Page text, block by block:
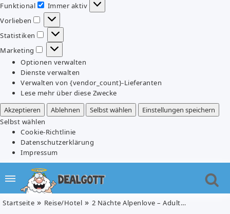
Funktional
Funktional
Immer aktiv
Vorlieben
Vorlieben
Statistiken
Statistiken
Marketing
Marketing
Optionen verwalten
Dienste verwalten
Verwalten von {vendor_count}-Lieferanten
Lese mehr über diese Zwecke
Akzeptieren
Ablehnen Selbst wählen
Einstellungen speichern
Selbst wählen
Cookie-Richtlinie
Datenschutzerklärung
Impressum
Startseite Reise/Hotel 2 Nächte Alpenlove – Adult SPA Hotel in Seefeld mit Halbpension, 5 Gang Menü, Wellness, Welcome Drink ab 189€/Person